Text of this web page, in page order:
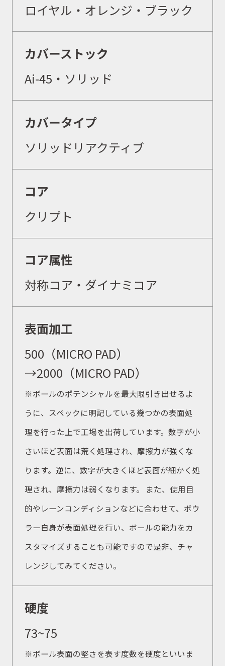
ロイヤル・オレンジ・ブラック
カバーストック
Ai-45・ソリッド
カバータイプ
ソリッドリアクティブ
コア
クリプト
コア属性
対称コア・ダイナミコア
表面加工
500（MICRO PAD）
→2000（MICRO PAD）
※ボールのポテンシャルを最大限引き出せるよ
うに、スペックに明記している幾つかの表面処
理を行った上で工場を出荷しています。数字が小
さいほど表面は荒く処理され、摩擦力が強くな
ります。逆に、数字が大きくほど表面が細かく処
理され、摩擦力は弱くなります。 また、使用目
的やレーンコンディションなどに合わせて、ボウ
ラー自身が表面処理を行い、ボールの能力をカ
スタマイズすることも可能ですので是非、チャ
レンジしてみてください。
硬度
73~75
※ボール表面の堅さを表す度数を硬度といいま